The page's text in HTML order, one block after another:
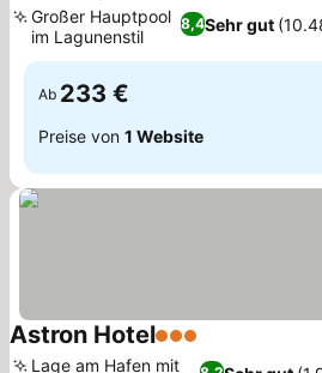
8,4Sehr gut
Großer Hauptpool
im Lagunenstil
Ab 233 €
Preise von 1 Website
Astron Hotel3 Sterne
Lage am Hafen mit